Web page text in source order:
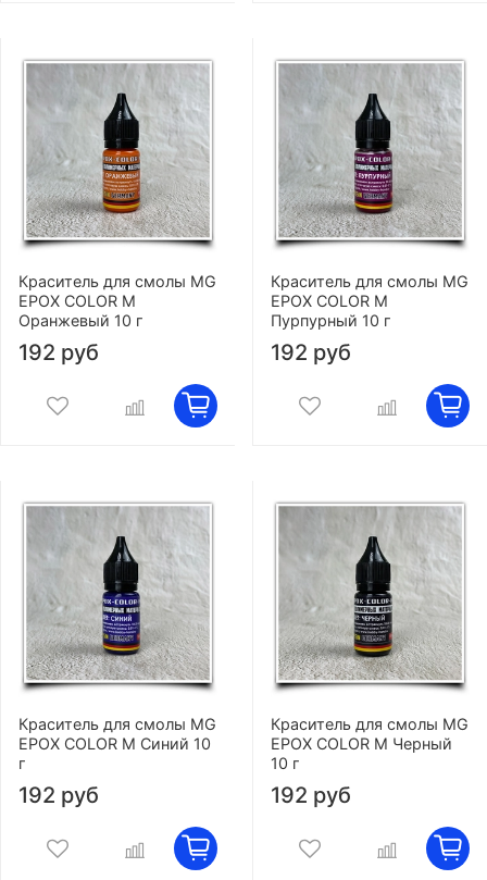
Краситель для смолы MG
EPOX COLOR M
Оранжевый 10 г
192 руб
Краситель для смолы MG
EPOX COLOR M
Пурпурный 10 г
192 руб
Краситель для смолы MG
EPOX COLOR M Синий 10
г
192 руб
Краситель для смолы MG
EPOX COLOR M Черный
10 г
192 руб